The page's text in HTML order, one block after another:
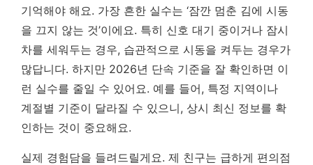
기억해야 해요. 가장 흔한 실수는 ‘잠깐 멈춘 김에 시동
을 끄지 않는 것’이에요. 특히 신호 대기 중이거나 잠시
차를 세워두는 경우, 습관적으로 시동을 켜두는 경우가
많답니다. 하지만 2026년 단속 기준을 잘 확인하면 이
런 실수를 줄일 수 있어요. 예를 들어, 특정 지역이나
계절별 기준이 달라질 수 있으니, 상시 최신 정보를 확
인하는 것이 중요해요.
실제 경험담을 들려드릴게요. 제 친구는 급하게 편의점